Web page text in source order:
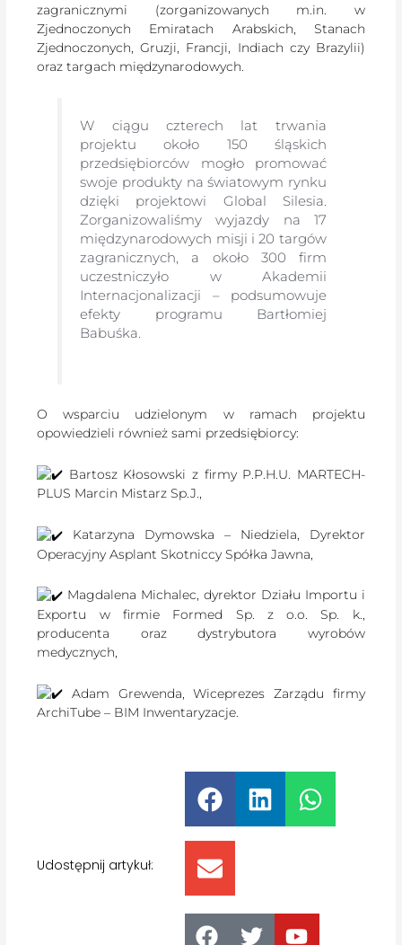
zagranicznymi (zorganizowanych m.in. w
Zjednoczonych Emiratach Arabskich, Stanach
Zjednoczonych, Gruzji, Francji, Indiach czy Brazylii)
oraz targach międzynarodowych.
W ciągu czterech lat trwania
projektu około 150 śląskich
przedsiębiorców mogło promować
swoje produkty na światowym rynku
dzięki projektowi Global Silesia.
Zorganizowaliśmy wyjazdy na 17
międzynarodowych misji i 20 targów
zagranicznych, a około 300 firm
uczestniczyło w Akademii
Internacjonalizacji – podsumowuje
efekty programu Bartłomiej
Babuśka.
O wsparciu udzielonym w ramach projektu
opowiedzieli również sami przedsiębiorcy:
Bartosz Kłosowski z firmy P.P.H.U. MARTECH-
PLUS Marcin Mistarz Sp.J.,
Katarzyna Dymowska – Niedziela, Dyrektor
Operacyjny Asplant Skotniccy Spółka Jawna,
Magdalena Michalec, dyrektor Działu Importu i
Exportu w firmie Formed Sp. z o.o. Sp. k.,
producenta oraz dystrybutora wyrobów
medycznych,
Adam Grewenda, Wiceprezes Zarządu firmy
ArchiTube – BIM Inwentaryzacje.
Udostępnij artykuł: